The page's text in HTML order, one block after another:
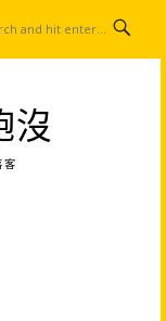
沒
客